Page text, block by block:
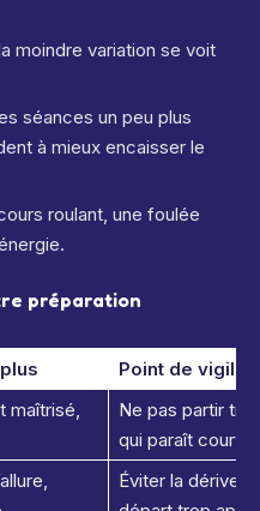
moindre variation se voit
séances un peu plus
à mieux encaisser le
roulant, une foulée
préparation
Point de
maîtrisé,
Ne pas partir
qui paraît courte
Éviter la dérive